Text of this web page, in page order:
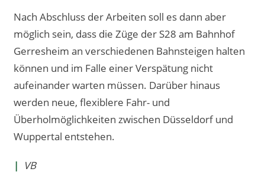
Nach Abschluss der Arbeiten soll es dann aber
möglich sein, dass die Züge der S28 am Bahnhof
Gerresheim an verschiedenen Bahnsteigen halten
können und im Falle einer Verspätung nicht
aufeinander warten müssen. Darüber hinaus
werden neue, flexiblere Fahr- und
Überholmöglichkeiten zwischen Düsseldorf und
Wuppertal entstehen.
| VB